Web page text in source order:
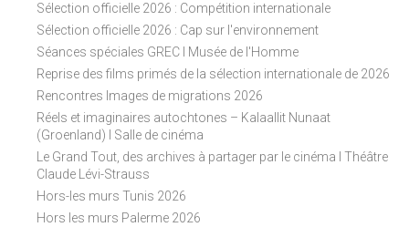
Sélection officielle 2026 : Compétition internationale
Sélection officielle 2026 : Cap sur l'environnement
Séances spéciales GREC I Musée de l'Homme
Reprise des films primés de la sélection internationale de 2026
Rencontres Images de migrations 2026
Réels et imaginaires autochtones – Kalaallit Nunaat
(Groenland) I Salle de cinéma
Le Grand Tout, des archives à partager par le cinéma I Théâtre
Claude Lévi-Strauss
Hors-les murs Tunis 2026
Hors les murs Palerme 2026